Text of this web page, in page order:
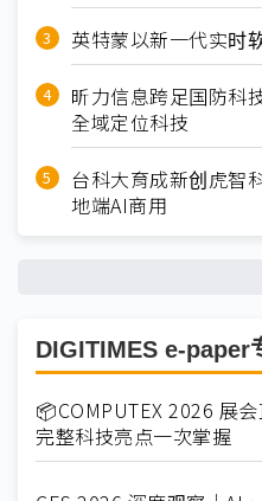
英特蒙以新一代实时
昕力信息跨足国防科
全域定位科技
台科大育成新创虎智
地端AI商用
DIGITIMES e-paper
📦COMPUTEX 2026 展
完整科技亮点一次掌握